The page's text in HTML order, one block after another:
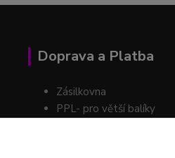
Doprava a Platba
Zásilkovna
PPL- pro větší balíky
Možnost platby na účet